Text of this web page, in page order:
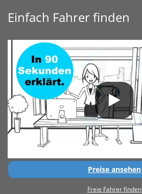
Einfach Fahrer finden
Preise ansehen
Freie Fahrer finden